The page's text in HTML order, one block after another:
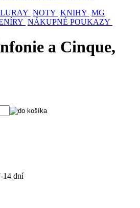
NOTY KNIHY MG
NÁKUPNÉ POUKAZY
a Cinque,
14 dní